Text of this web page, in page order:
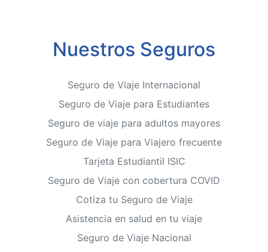
Nuestros Seguros
Seguro de Viaje Internacional
Seguro de Viaje para Estudiantes
Seguro de viaje para adultos mayores
Seguro de Viaje para Viajero frecuente
Tarjeta Estudiantil ISIC
Seguro de Viaje con cobertura COVID
Cotiza tu Seguro de Viaje
Asistencia en salud en tu viaje
Seguro de Viaje Nacional